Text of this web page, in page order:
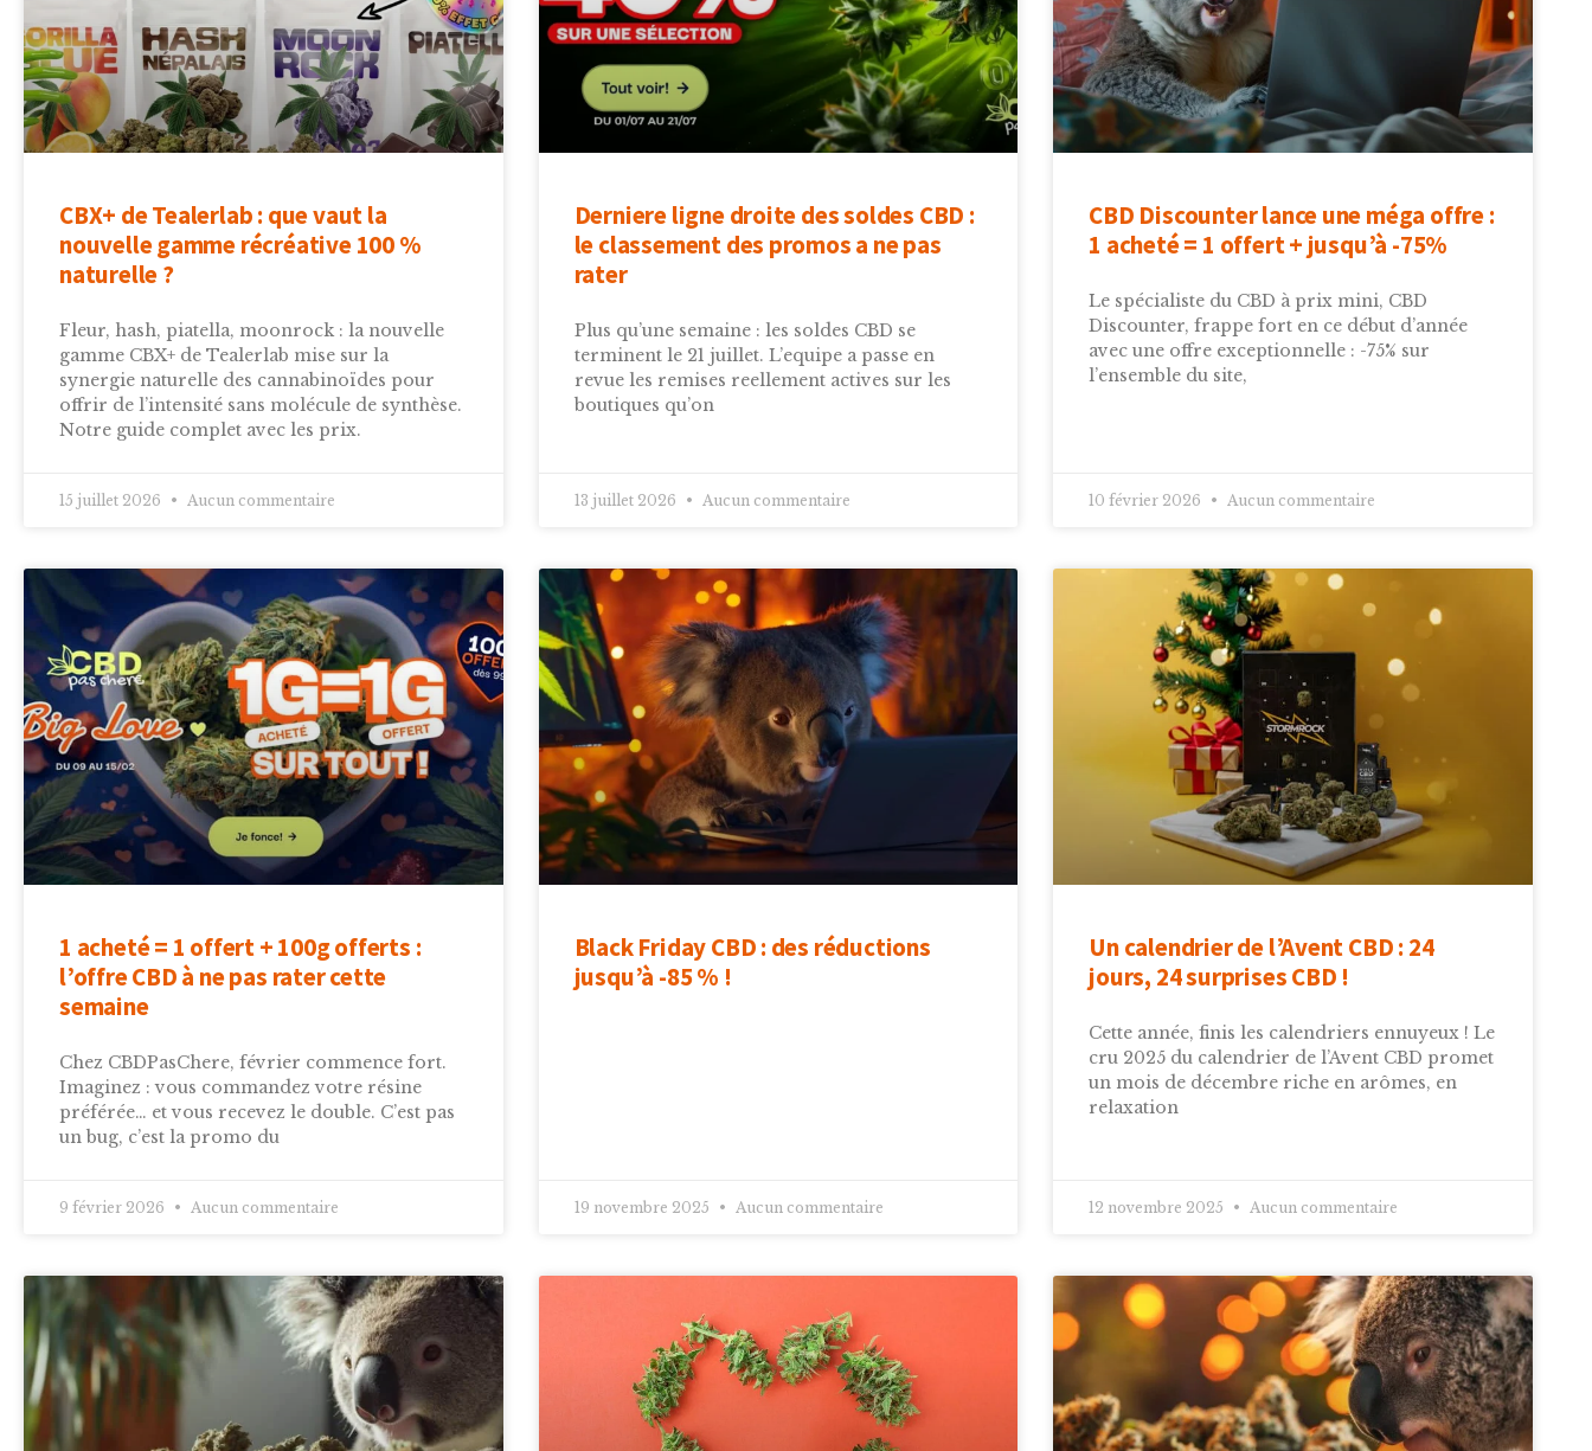
CBX+ de Tealerlab : que vaut la
nouvelle gamme récréative 100 %
naturelle ?
Fleur, hash, piatella, moonrock : la nouvelle
gamme CBX+ de Tealerlab mise sur la
synergie naturelle des cannabinoïdes pour
offrir de l’intensité sans molécule de synthèse.
Notre guide complet avec les prix.
15 juillet 2026 Aucun commentaire
Derniere ligne droite des soldes CBD :
le classement des promos a ne pas
rater
Plus qu’une semaine : les soldes CBD se
terminent le 21 juillet. L’equipe a passe en
revue les remises reellement actives sur les
boutiques qu’on
13 juillet 2026 Aucun commentaire
CBD Discounter lance une méga offre :
1 acheté = 1 offert + jusqu’à -75%
Le spécialiste du CBD à prix mini, CBD
Discounter, frappe fort en ce début d’année
avec une offre exceptionnelle : -75% sur
l’ensemble du site,
10 février 2026 Aucun commentaire
1 acheté = 1 offert + 100g offerts :
l’offre CBD à ne pas rater cette
semaine
Chez CBDPasChere, février commence fort.
Imaginez : vous commandez votre résine
préférée… et vous recevez le double. C’est pas
un bug, c’est la promo du
9 février 2026 Aucun commentaire
Black Friday CBD : des réductions
jusqu’à -85 % !
19 novembre 2025 Aucun commentaire
Un calendrier de l’Avent CBD : 24
jours, 24 surprises CBD !
Cette année, finis les calendriers ennuyeux ! Le
cru 2025 du calendrier de l’Avent CBD promet
un mois de décembre riche en arômes, en
relaxation
12 novembre 2025 Aucun commentaire